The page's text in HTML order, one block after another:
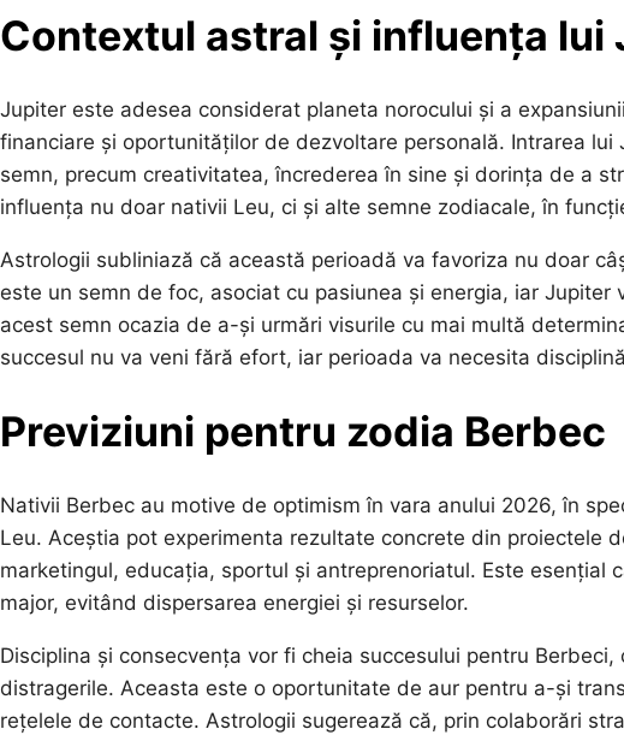
Contextul astral și influența lui
Jupiter este adesea considerat planeta norocului și a
financiare și oportunităților de dezvoltare personală. Intrarea
semn, precum creativitatea, încrederea în sine și dorința de a
influența nu doar nativii Leu, ci și alte semne zodiacale, în
Astrologii subliniază că această perioadă va favoriza nu doar
este un semn de foc, asociat cu pasiunea și energia, iar
acest semn ocazia de a-și urmări visurile cu mai multă
succesul nu va veni fără efort, iar perioada va necesita
Previziuni pentru zodia Berbec
Nativii Berbec au motive de optimism în vara anului 2026, în
Leu. Aceștia pot experimenta rezultate concrete din proiectele
marketingul, educația, sportul și antreprenoriatul. Este esențial
major, evitând dispersarea energiei și resurselor.
Disciplina și consecvența vor fi cheia succesului pentru
distragerile. Aceasta este o oportunitate de aur pentru a-și
rețelele de contacte. Astrologii sugerează că, prin colaborări